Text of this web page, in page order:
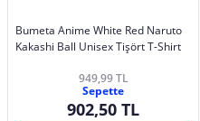
Bumeta Anime White Red Naruto
Kakashi Ball Unisex Tişört T-Shirt
949,99 TL
Sepette
902,50 TL